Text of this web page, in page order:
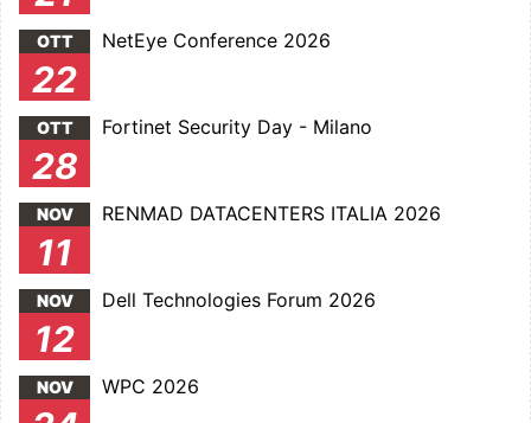
OTT
22
NetEye Conference 2026
OTT
28
Fortinet Security Day - Milano
NOV
11
RENMAD DATACENTERS ITALIA 2026
NOV
12
Dell Technologies Forum 2026
NOV WPC 2026